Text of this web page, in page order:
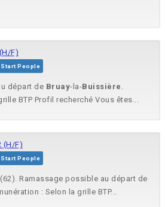
F)
Start People
départ de Bruay-la-Buissière .
BTP Profil recherché Vous êtes...
(H/F)
Start People
Ramassage possible au départ de
: Selon la grille BTP...